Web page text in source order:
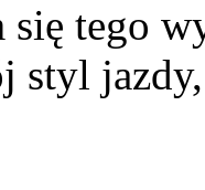
się tego
styl